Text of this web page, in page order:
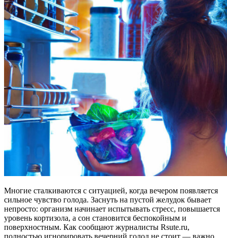
Многие сталкиваются с ситуацией, когда вечером появляется
сильное чувство голода. Заснуть на пустой желудок бывает
непросто: организм начинает испытывать стресс, повышается
уровень кортизола, а сон становится беспокойным и
поверхностным. Как сообщают журналисты Rsute.ru,
полностью игнорировать вечерний голод не стоит — важно